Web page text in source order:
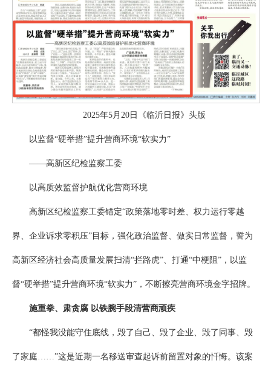
2025年5月20日《临沂日报》头版
以监督“硬举措”提升营商环境“软实力”
——高新区纪检监察工委
以高质效监督护航优化营商环境
高新区纪检监察工委锚定“政策落地零时差、权力运行零越
界、企业诉求零积压”目标，强化政治监督、做实日常监督，誓为
高新区经济社会高质量发展扫清“拦路虎”、打通“中梗阻”，以监
督“硬举措”提升营商环境“软实力”，不断擦亮营商环境金字招牌。
施重拳、肃贪腐 以铁腕手段清营商顽疾
“都怪我没能守住底线，毁了自己、毁了企业、毁了同事、毁
了家庭……”这是近期一名移送审查起诉前留置对象的忏悔。该案